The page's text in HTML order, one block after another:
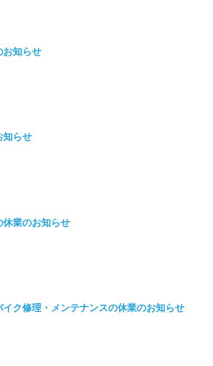
お知らせ
知らせ
休業のお知らせ
イク修理・メンテナンスの休業のお知らせ